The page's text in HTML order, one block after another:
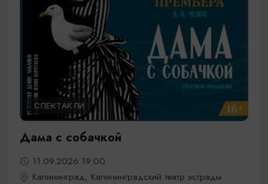
СПЕКТАКЛИ
Дама с собачкой
11.09.2026 19:00
Калининград, Калининградский театр эстрады